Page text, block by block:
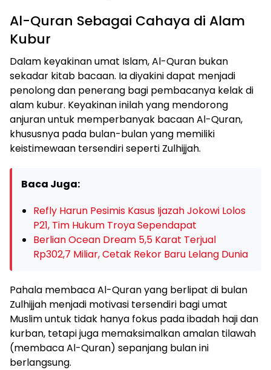
Al-Quran Sebagai Cahaya di Alam
Kubur
Dalam keyakinan umat Islam, Al-Quran bukan
sekadar kitab bacaan. Ia diyakini dapat menjadi
penolong dan penerang bagi pembacanya kelak di
alam kubur. Keyakinan inilah yang mendorong
anjuran untuk memperbanyak bacaan Al-Quran,
khususnya pada bulan-bulan yang memiliki
keistimewaan tersendiri seperti Zulhijjah.
Baca Juga:
Refly Harun Pesimis Kasus Ijazah Jokowi Lolos
P21, Tim Hukum Troya Sependapat
Berlian Ocean Dream 5,5 Karat Terjual
Rp302,7 Miliar, Cetak Rekor Baru Lelang Dunia
Pahala membaca Al-Quran yang berlipat di bulan
Zulhijjah menjadi motivasi tersendiri bagi umat
Muslim untuk tidak hanya fokus pada ibadah haji dan
kurban, tetapi juga memaksimalkan amalan tilawah
(membaca Al-Quran) sepanjang bulan ini
berlangsung.